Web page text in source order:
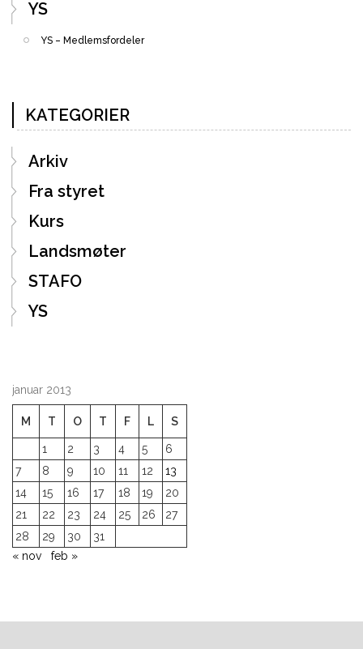
YS
YS – Medlemsfordeler
KATEGORIER
Arkiv
Fra styret
Kurs
Landsmøter
STAFO
YS
januar 2013
M T O T F L S
1 2 3 4 5
6
7
8 9 10 11 12
13
14
15 16 17 18 19
20
21
22 23 24 25 26
27
28
29 30
31
« nov
feb »